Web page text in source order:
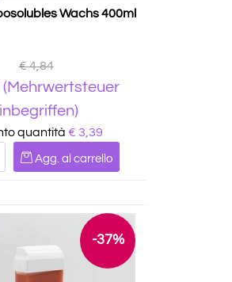
Wachs 400ml
€ 4,84
(Mehrwertsteuer
inbegriffen)
quantità € 3,39
Quantità
Agg. al carrello
-37%